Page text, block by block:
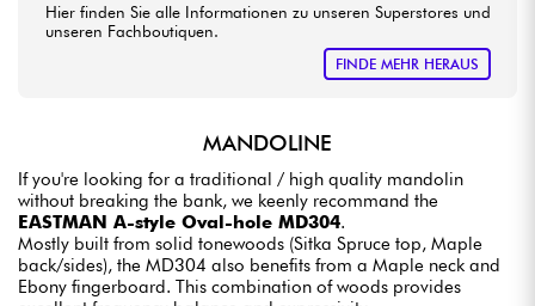
Hier finden Sie alle Informationen zu unseren Superstores und
unseren Fachboutiquen.
FINDE MEHR HERAUS
MANDOLINE
If you're looking for a traditional / high quality mandolin
without breaking the bank, we keenly recommand the
EASTMAN A-style Oval-hole MD304.
Mostly built from solid tonewoods (Sitka Spruce top, Maple
back/sides), the MD304 also benefits from a Maple neck and
Ebony fingerboard. This combination of woods provides